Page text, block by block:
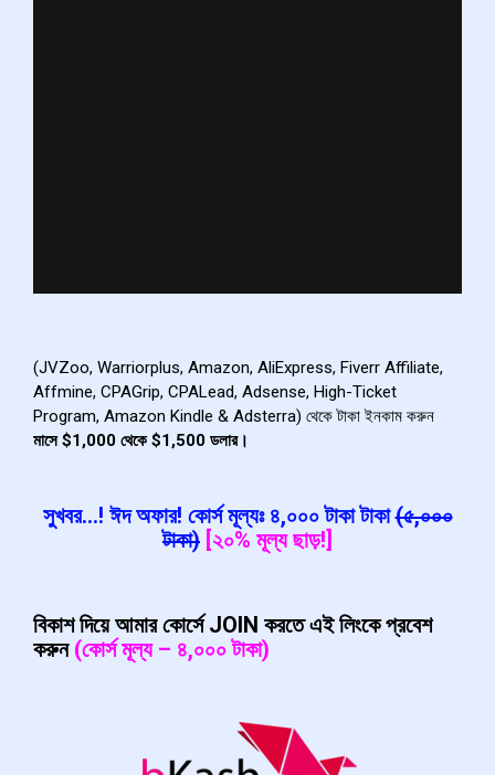
(JVZoo, Warriorplus, Amazon, AliExpress, Fiverr Affiliate,
Affmine, CPAGrip, CPALead, Adsense, High-Ticket
Program, Amazon Kindle & Adsterra) থেকে টাকা ইনকাম করুন
মাসে $1,000 থেকে $1,500 ডলার।
সুখবর…! ঈদ অফার! কোর্স মূল্যঃ ৪,০০০ টাকা টাকা(৫,০০০
টাকা) [২০% মূল্য ছাড়!]
বিকাশ দিয়ে আমার কোর্সে JOIN করতে এই লিংকে প্রবেশ
করুন (কোর্স মূল্য – ৪,০০০ টাকা)